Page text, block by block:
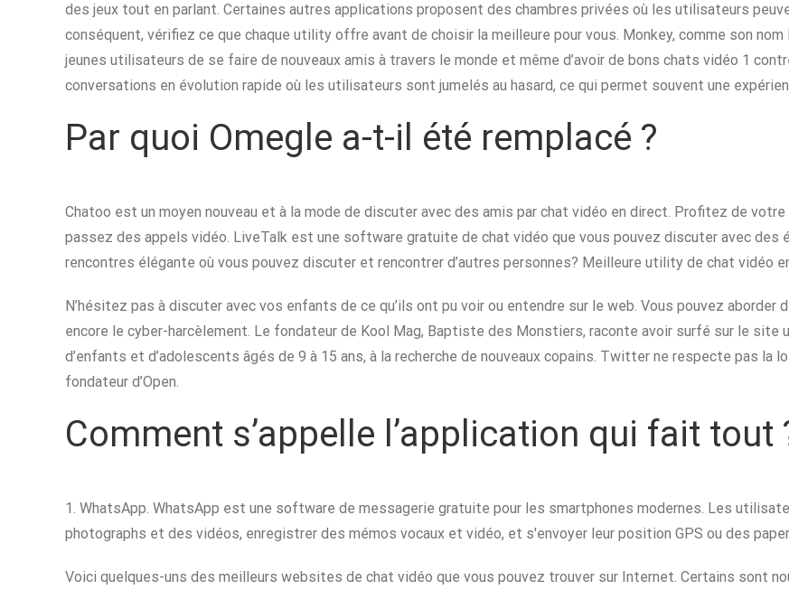
des jeux tout en parlant. Certaines autres applications proposent des chambres privées où les utilisateurs
conséquent, vérifiez ce que chaque utility offre avant de choisir la meilleure pour vous. Monkey, comme son
jeunes utilisateurs de se faire de nouveaux amis à travers le monde et même d’avoir de bons chats vidéo 1
conversations en évolution rapide où les utilisateurs sont jumelés au hasard, ce qui permet souvent une
Par quoi Omegle a-t-il été remplacé ?
Chatoo est un moyen nouveau et à la mode de discuter avec des amis par chat vidéo en direct. Profitez de
passez des appels vidéo. LiveTalk est une software gratuite de chat vidéo que vous pouvez discuter avec des
rencontres élégante où vous pouvez discuter et rencontrer d’autres personnes? Meilleure utility de chat vidéo
N’hésitez pas à discuter avec vos enfants de ce qu’ils ont pu voir ou entendre sur le web. Vous pouvez
encore le cyber-harcèlement. Le fondateur de Kool Mag, Baptiste des Monstiers, raconte avoir surfé sur le site
d’enfants et d’adolescents âgés de 9 à 15 ans, à la recherche de nouveaux copains. Twitter ne respecte pas la
fondateur d’Open.
Comment s’appelle l’application qui fait tout
1. WhatsApp. WhatsApp est une software de messagerie gratuite pour les smartphones modernes. Les
photographs et des vidéos, enregistrer des mémos vocaux et vidéo, et s'envoyer leur position GPS ou des
Voici quelques-uns des meilleurs websites de chat vidéo que vous pouvez trouver sur Internet. Certains sont